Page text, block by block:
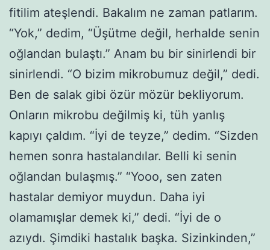
fitilim ateşlendi. Bakalım ne zaman patlarım.
“Yok,” dedim, “Üşütme değil, herhalde senin
oğlandan bulaştı.” Anam bu bir sinirlendi bir
sinirlendi. “O bizim mikrobumuz değil,” dedi.
Ben de salak gibi özür mözür bekliyorum.
Onların mikrobu değilmiş ki, tüh yanlış
kapıyı çaldım. “İyi de teyze,” dedim. “Sizden
hemen sonra hastalandılar. Belli ki senin
oğlandan bulaşmış.” “Yooo, sen zaten
hastalar demiyor muydun. Daha iyi
olamamışlar demek ki,” dedi. “İyi de o
azıydı. Şimdiki hastalık başka. Sizinkinden,”